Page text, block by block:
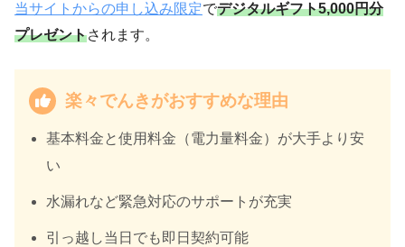
当サイトからの申し込み限定でデジタルギフト5,000円分
プレゼントされます。
楽々でんきがおすすめな理由
基本料金と使用料金（電力量料金）が大手より安
い
水漏れなど緊急対応のサポートが充実
引っ越し当日でも即日契約可能